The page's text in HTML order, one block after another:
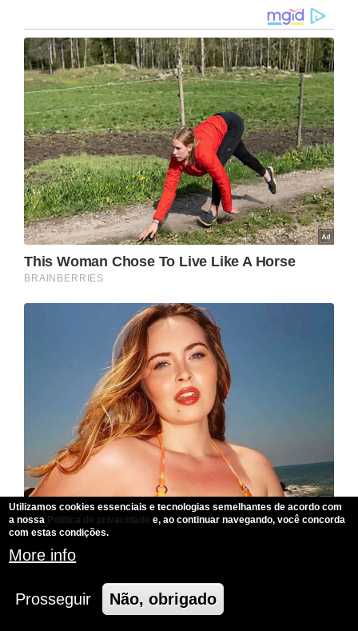
Utilizamos cookies essenciais e tecnologias semelhantes de acordo com
a nossa Politica de privacidade e, ao continuar navegando, você concorda
com estas condições.
More info
Prosseguir Não, obrigado